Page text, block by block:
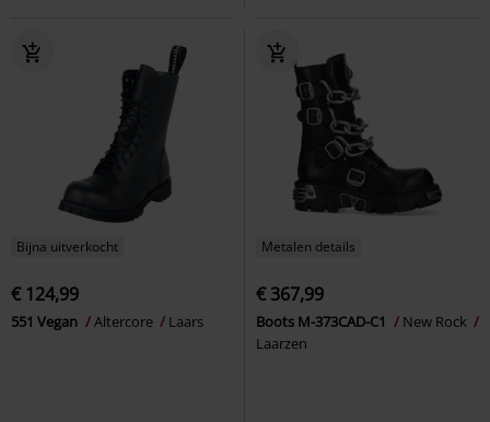
Bijna uitverkocht
€ 124,99
551 Vegan Altercore Laars
Metalen details
€ 367,99
Boots M-373CAD-C1
New Rock
Laarzen